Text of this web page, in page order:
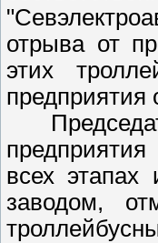
отрыва от
этих
предприятия
всех этапах
заводом,